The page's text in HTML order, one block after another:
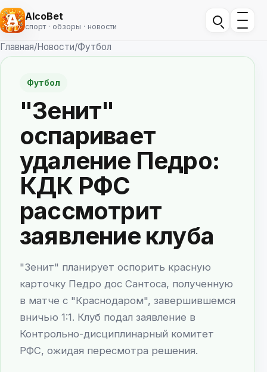
AlcoBet
спорт · обзоры · новости
Главная/Новости/Футбол
Футбол
"Зенит"
оспаривает
удаление Педро:
КДК РФС
рассмотрит
заявление клуба
"Зенит" планирует оспорить красную
карточку Педро дос Сантоса, полученную
в матче с "Краснодаром", завершившемся
вничью 1:1. Клуб подал заявление в
Контрольно-дисциплинарный комитет
РФС, ожидая пересмотра решения.